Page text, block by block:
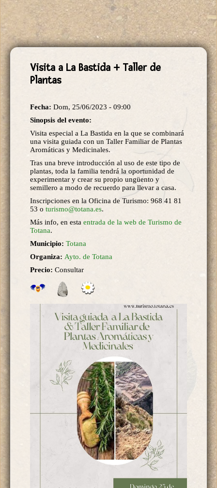
Visita a La Bastida + Taller de
Plantas
Fecha: Dom, 25/06/2023 - 09:00
Sinopsis del evento:
Visita especial a La Bastida en la que se combinará
una visita guiada con un Taller Familiar de Plantas
Aromáticas y Medicinales.
Tras una breve introducción al uso de este tipo de
plantas, toda la familia tendrá la oportunidad de
experimentar y crear su propio ungüento y
semillero a modo de recuerdo para llevar a casa.
Inscripciones en la Oficina de Turismo: 968 41 81
53 o turismo@totana.es.
Más info, en esta entrada de la web de Turismo de
Totana.
Municipio: Totana
Organiza: Ayto. de Totana
Precio: Consultar